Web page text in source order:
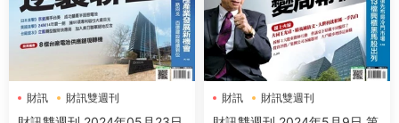
財訊 財訊雙週刊 財訊 財訊雙週刊